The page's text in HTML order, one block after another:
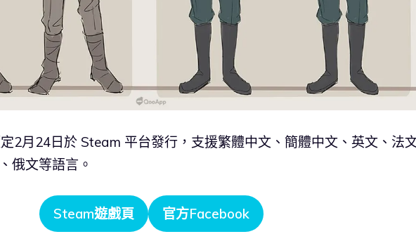
定2月24日於 Steam 平台發行，支援繁體中文、簡體中文、英文、法
俄文等語言。
Steam遊戲頁 官方Facebook